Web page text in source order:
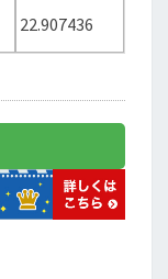
22.907436